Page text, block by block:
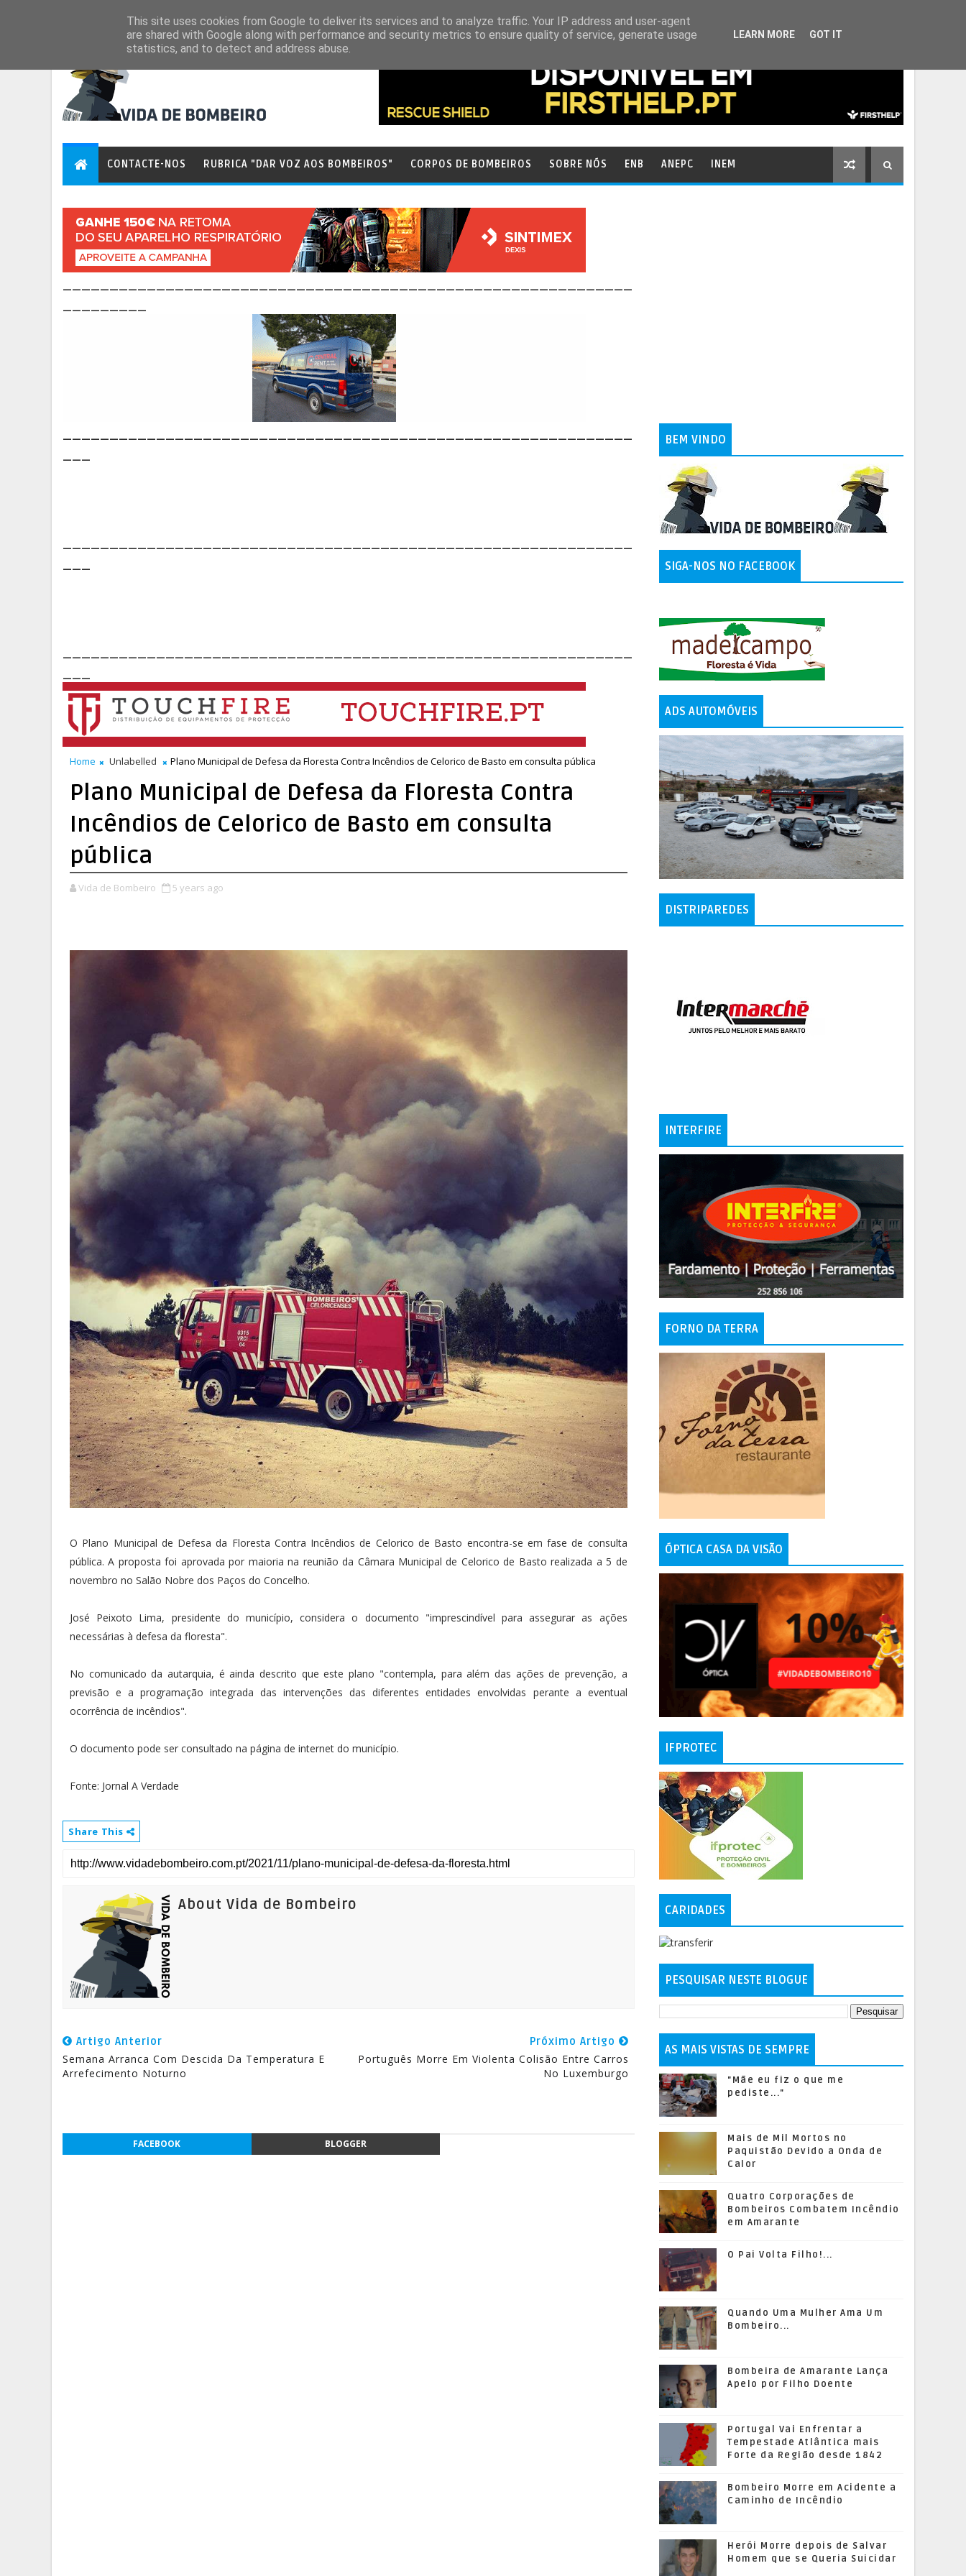
CONTACTE-NOS RUBRICA "DAR VOZ AOS BOMBEIROS" CORPOS DE BOMBEIROS SOBRE NÓS ENB ANEPC INEM
Home Unlabelled Plano Municipal de Defesa da Floresta Contra Incêndios de Celorico de Basto em consulta pública
Plano Municipal de Defesa da Floresta Contra
Incêndios de Celorico de Basto em consulta
pública
Vida de Bombeiro 5 years ago
O Plano Municipal de Defesa da Floresta Contra Incêndios de Celorico de Basto encontra-se em fase de consulta
pública. A proposta foi aprovada por maioria na reunião da Câmara Municipal de Celorico de Basto realizada a 5 de
novembro no Salão Nobre dos Paços do Concelho.
José Peixoto Lima, presidente do município, considera o documento "imprescindível para assegurar as ações
necessárias à defesa da floresta".
No comunicado da autarquia, é ainda descrito que este plano "contempla, para além das ações de prevenção, a
previsão e a programação integrada das intervenções das diferentes entidades envolvidas perante a eventual
ocorrência de incêndios".
O documento pode ser consultado na página de internet do município.
Fonte: Jornal A Verdade
Share This
About Vida de Bombeiro
Artigo Anterior
Semana Arranca Com Descida Da Temperatura E
Arrefecimento Noturno
Próximo Artigo
Português Morre Em Violenta Colisão Entre Carros
No Luxemburgo
FACEBOOK BLOGGER
BEM VINDO
SIGA-NOS NO FACEBOOK
ADS AUTOMÓVEIS
DISTRIPAREDES
INTERFIRE
FORNO DA TERRA
ÓPTICA CASA DA VISÃO
IFPROTEC
CARIDADES
PESQUISAR NESTE BLOGUE
AS MAIS VISTAS DE SEMPRE
"Mãe eu fiz o que me
pediste..."
Mais de Mil Mortos no
Paquistão Devido a Onda de
Calor
Quatro Corporações de
Bombeiros Combatem Incêndio
em Amarante
O Pai Volta Filho!...
Quando Uma Mulher Ama Um
Bombeiro...
Bombeira de Amarante Lança
Apelo por Filho Doente
Portugal Vai Enfrentar a
Tempestade Atlântica mais
Forte da Região desde 1842
Bombeiro Morre em Acidente a
Caminho de Incêndio
Herói Morre depois de Salvar
Homem que se Queria Suicidar
This site uses cookies from Google to deliver its services and to analyze traffic. Your IP address and user-agent
are shared with Google along with performance and security metrics to ensure quality of service, generate usage
statistics, and to detect and address abuse.
LEARN MORE GOT IT